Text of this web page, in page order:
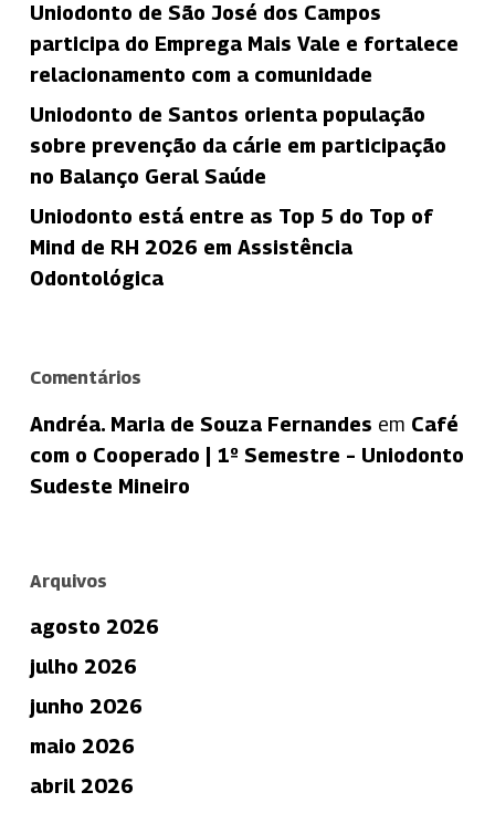
Uniodonto de São José dos Campos
participa do Emprega Mais Vale e fortalece
relacionamento com a comunidade
Uniodonto de Santos orienta população
sobre prevenção da cárie em participação
no Balanço Geral Saúde
Uniodonto está entre as Top 5 do Top of
Mind de RH 2026 em Assistência
Odontológica
Comentários
Andréa. Maria de Souza Fernandes em Café
com o Cooperado | 1º Semestre – Uniodonto
Sudeste Mineiro
Arquivos
agosto 2026
julho 2026
junho 2026
maio 2026
abril 2026